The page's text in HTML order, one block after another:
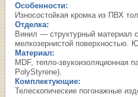
Особенности:
Износостойкая кромка из ПВХ
Отделка:
Винил — структурный материал
мелкозернистой поверхностью.
Материал:
MDF, тепло-звукоизоляционная
PolyStyrene).
Комплектующие:
Телескопические погонажные